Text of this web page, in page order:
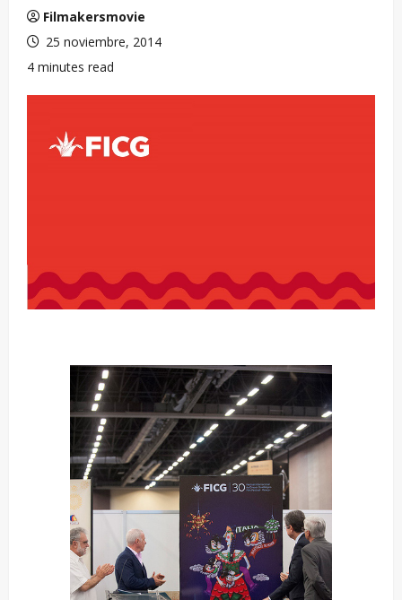
Filmakersmovie
25 noviembre, 2014
4 minutes read